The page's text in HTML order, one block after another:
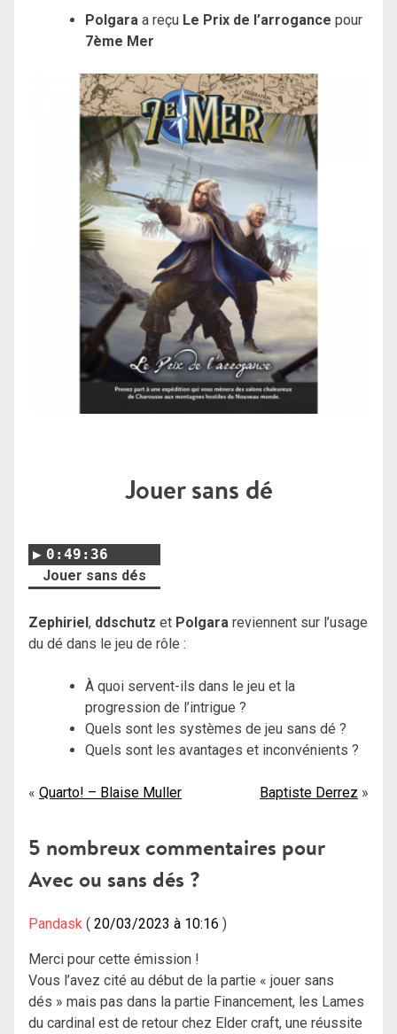
Polgara a reçu Le Prix de l’arrogance pour
7ème Mer
Jouer sans dé
0:49:36
Jouer sans dés
Zephiriel, ddschutz et Polgara reviennent sur l’usage
du dé dans le jeu de rôle :
À quoi servent-ils dans le jeu et la
progression de l’intrigue ?
Quels sont les systèmes de jeu sans dé ?
Quels sont les avantages et inconvénients ?
Navigation
l’article
Quarto! – Blaise Muller Baptiste Derrez
5 nombreux commentaires pour
Avec ou sans dés ?
Pandask 20/03/2023 à 10:16
Merci pour cette émission !
Vous l’avez cité au début de la partie « jouer sans
dés » mais pas dans la partie Financement, les Lames
du cardinal est de retour chez Elder craft, une réussite